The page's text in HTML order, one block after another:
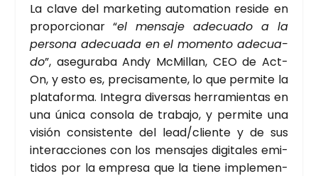
La cla­ve del mar­ke­ting auto­ma­tion resi­de en
pro­por­cio­nar “el men­sa­je ade­cua­do a la
per­so­na ade­cua­da en el momen­to ade­cua­
do”, ase­gu­ra­ba Andy McMi­llan, CEO de Act-
On, y esto es, pre­ci­sa­men­te, lo que per­mi­te la
pla­ta­for­ma. Inte­gra diver­sas herra­mien­tas en
una úni­ca con­so­la de tra­ba­jo, y per­mi­te una
visión con­sis­ten­te del lead/cliente y de sus
inter­ac­cio­nes con los men­sa­jes digi­ta­les emi­
ti­dos por la empre­sa que la tie­ne imple­men­